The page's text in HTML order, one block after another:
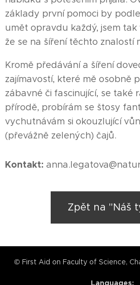
základy první pomoci by
umět opravdu každý, jsem tak
že se na šíření těchto znalostí
Kromě předávání a šíření
zajímavostí, které mě osobně
zábavné či fascinující, se také
přírodě, probírám se štosy
vychutnávám si okouzlující
(převážně zelených) čajů.
Kontakt:
Zpět na "Náš
© First Aid on Faculty of Science,
Languages